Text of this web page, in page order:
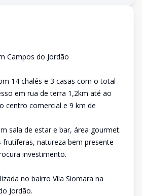
Campos do Jordão
14 chalés e 3 casas com o total
em rua de terra 1,2km até ao
centro comercial e 9 km de
sala de estar e bar, área gourmet.
natureza bem presente
investimento.
no bairro Vila Siomara na
Jordão.